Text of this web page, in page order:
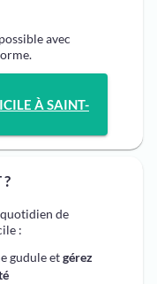
avec
À SAINT-
de
:
gudule etgérez